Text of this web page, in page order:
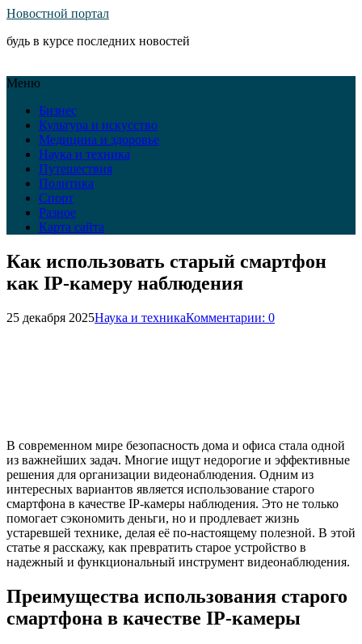
Новостной портал
будь в курсе последних новостей
Меню
Бизнес
Культура и искусство
Медицина и здоровье
Наука и техника
Путешествия
Политика
Спорт
Разное
Карта сайта
Как использовать старый смартфон
как IP‑камеру наблюдения
25 декабря 2025Наука и техникаКомментарии: 0
В современном мире безопасность дома и офиса стала одной
из важнейших задач. Многие ищут недорогие и эффективные
решения для организации видеонаблюдения. Одним из
интересных вариантов является использование старого
смартфона в качестве IP-камеры наблюдения. Это не только
помогает сэкономить деньги, но и продлевает жизнь
устаревшей технике, делая её по-настоящему полезной. В этой
статье я расскажу, как превратить старое устройство в
надежный и функциональный инструмент видеонаблюдения.
Преимущества использования старого
смартфона в качестве IP-камеры